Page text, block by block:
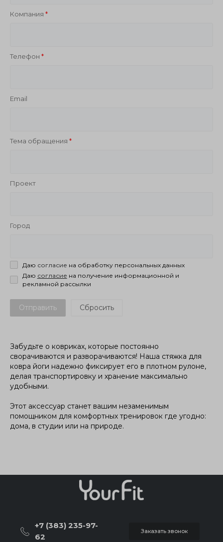
Компания
Телефон
Email
Тема обращения
Проект
Город
Даю согласие на обработку персональных данных
Даю согласие на получение информационной и
рекламной рассылки
Отправить
Забудьте о ковриках, которые постоянно
сворачиваются и разворачиваются! Наша стяжка для
ковра йоги надежно фиксирует его в плотном рулоне,
делая транспортировку и хранение максимально
удобными.
Этот аксессуар станет вашим незаменимым
помощником для комфортных тренировок где угодно:
дома, в студии или на природе.
+7 (383) 235-97-
62
Заказать звонок